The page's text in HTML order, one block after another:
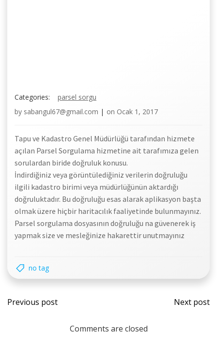
Categories:
parsel sorgu
by sabangul67@gmail.com | on Ocak 1, 2017
Tapu ve Kadastro Genel Müdürlüğü tarafından hizmete
açılan Parsel Sorgulama hizmetine ait tarafımıza gelen
sorulardan biride doğruluk konusu.
İndirdiğiniz veya görüntülediğiniz verilerin doğruluğu
ilgili kadastro birimi veya müdürlüğünün aktardığı
doğruluktadır. Bu doğruluğu esas alarak aplikasyon başta
olmak üzere hiçbir haritacılık faaliyetinde bulunmayınız.
Parsel sorgulama dosyasının doğruluğu na güvenerek iş
yapmak size ve mesleğinize hakarettir unutmayınız
no tag
Previous post Next post
Comments are closed